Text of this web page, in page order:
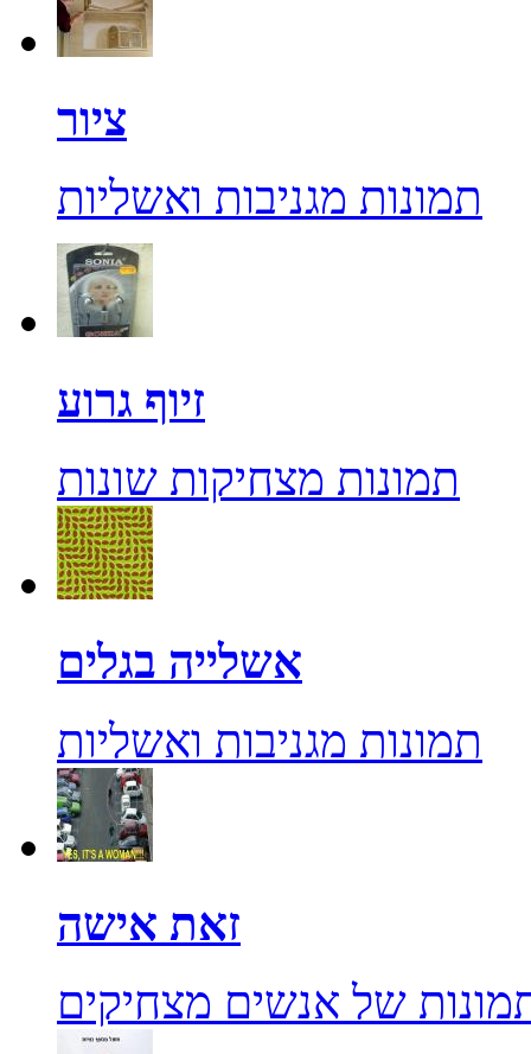
ציור
תמונות מגניבות ואשליות
זיוף גרוע
תמונות מצחיקות שונות
אשלייה בגלים
תמונות מגניבות ואשליות
זאת אישה
של אנשים מצחיקים